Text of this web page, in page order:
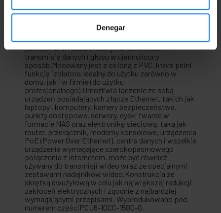
Denegar
Opis
Kabel sieciowy Ethernet RJ45 kategorii 6 UTP
(kat.6) z 15 m i kolor Zielony ten umożliwia
transmisję danych i głosu w ujednolicony
sposób.Mocowany jest z osłoną z PVC, która pełni
funkcję izolatora.Idealny do użytku zarówno w
domu, jak i w firmie (do użytku
profesjonalnego).Umożliwia łączenie ze sobą
urządzeń posiadających złącze Ethernet, takich jak
laptopy , komputery, kamery bezpieczeństwa,
punkty dostępowe, serwery, dyski twarde w
formacie NAS oraz elektronikę sieciową, taką jak
router, przełącznik, modemy konsolowe, urządzenia
PoE (Power Over Ethernet), centra danych i wszelkie
urządzenia wymagające szerokopasmowego
połączenia z Internetem. może być również
używany do transmisji wideo wraz ze specjalnymi
zestawami nadajników wideo.Konstrukcja ze
skrętką dwużyłową w celu jak największej redukcji
zakłóceń elektrycznych i zgodnie z najbardziej
wymagającymi przepisami. Wyprodukowano pod
numerem częściPCU6-10CC-1500-G.